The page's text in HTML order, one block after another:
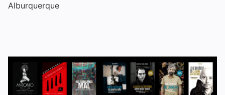
Alburquerque